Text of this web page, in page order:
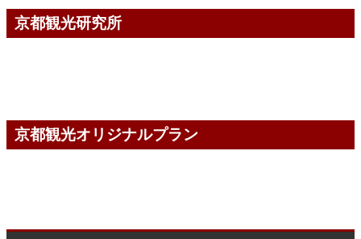
京都観光研究所
京都観光オリジナルプラン